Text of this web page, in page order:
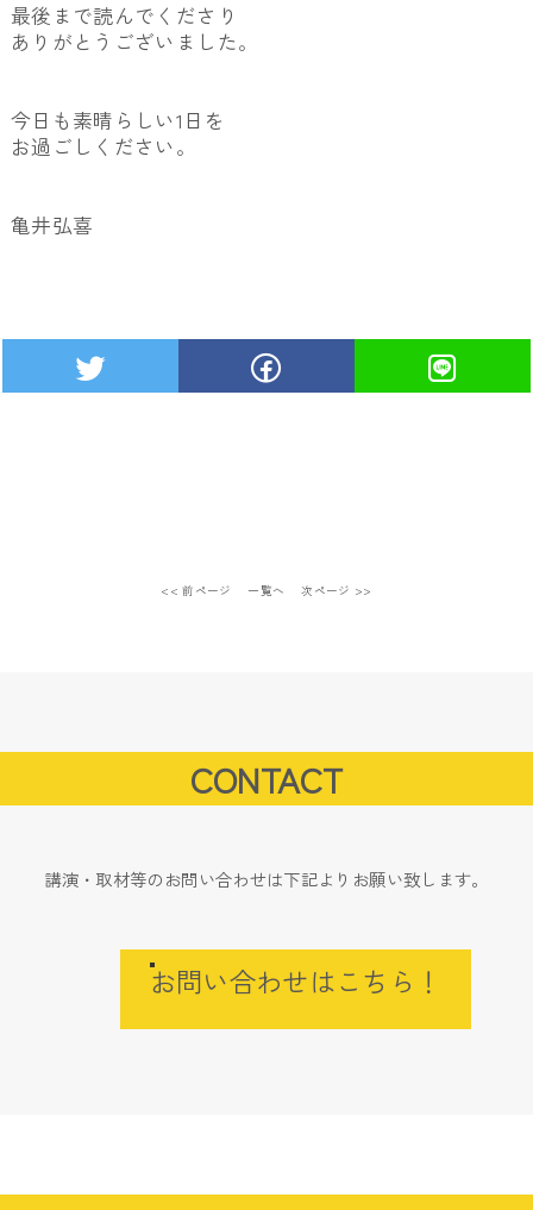
最後まで読んでくださり
ありがとうございました。
今日も素晴らしい1日を
お過ごしください。
亀井弘喜
<< 前ページ 一覧へ 次ページ >>
CONTACT
講演・取材等のお問い合わせは下記よりお願い致します。
お問い合わせはこちら！